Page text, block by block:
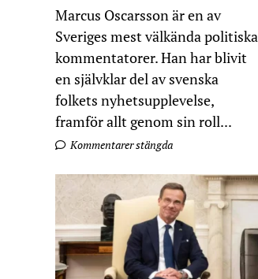
Marcus Oscarsson är en av
Sveriges mest välkända politiska
kommentatorer. Han har blivit
en självklar del av svenska
folkets nyhetsupplevelse,
framför allt genom sin roll...
Kommentarer stängda